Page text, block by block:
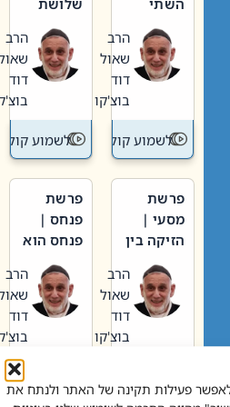
פעילות תקינה של האתר ולנתח את
וערב של
חיינו
הרב
שאול
דוד
בוצ'קו
לשמוע קול תורה – מדרש
האבות
הרב
שאול
דוד
בוצ'קו
לשמוע קול
פרשת
מסעי |
הזיקה בין
הגדול לעם הרב
שאול
דוד
בוצ'קו
לשמוע קול תורה – מדרש
פרשת
פנחס |
פנחס הוא
אליהו: בין
קנאות
הורסת
לקנאות
בונה
הרב
שאול
דוד
בוצ'קו
לשמוע קול